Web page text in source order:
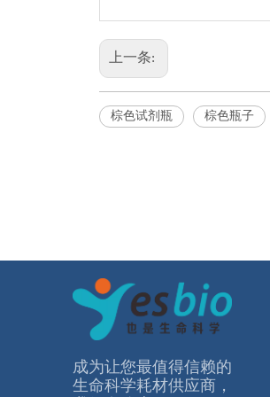
上一条:
棕色试剂瓶 棕色瓶子
成为让您最值得信赖的
⽣命科学耗材供应商，